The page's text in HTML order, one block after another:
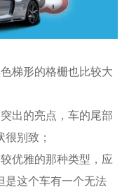
梯形的格栅也比较大
出的亮点，车的尾部
别致；
优雅的那种类型，应
是这个车有一个无法